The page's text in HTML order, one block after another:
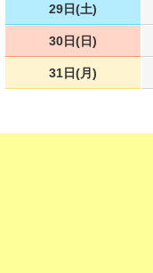
29日(土)
30日(日)
31日(月)